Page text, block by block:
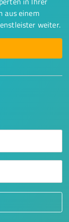
aus einem
weiter.